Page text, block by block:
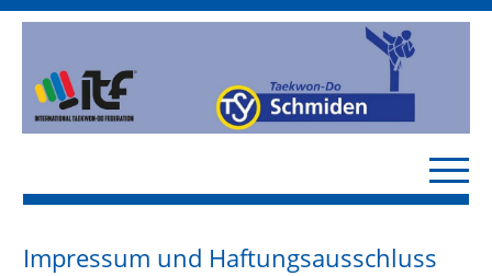
Impressum und Haftungsausschluss